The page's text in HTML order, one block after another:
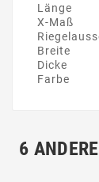
Länge
X-Maß
Breite
Dicke
Farbe
6